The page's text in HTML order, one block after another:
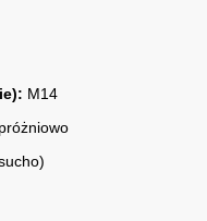
M14